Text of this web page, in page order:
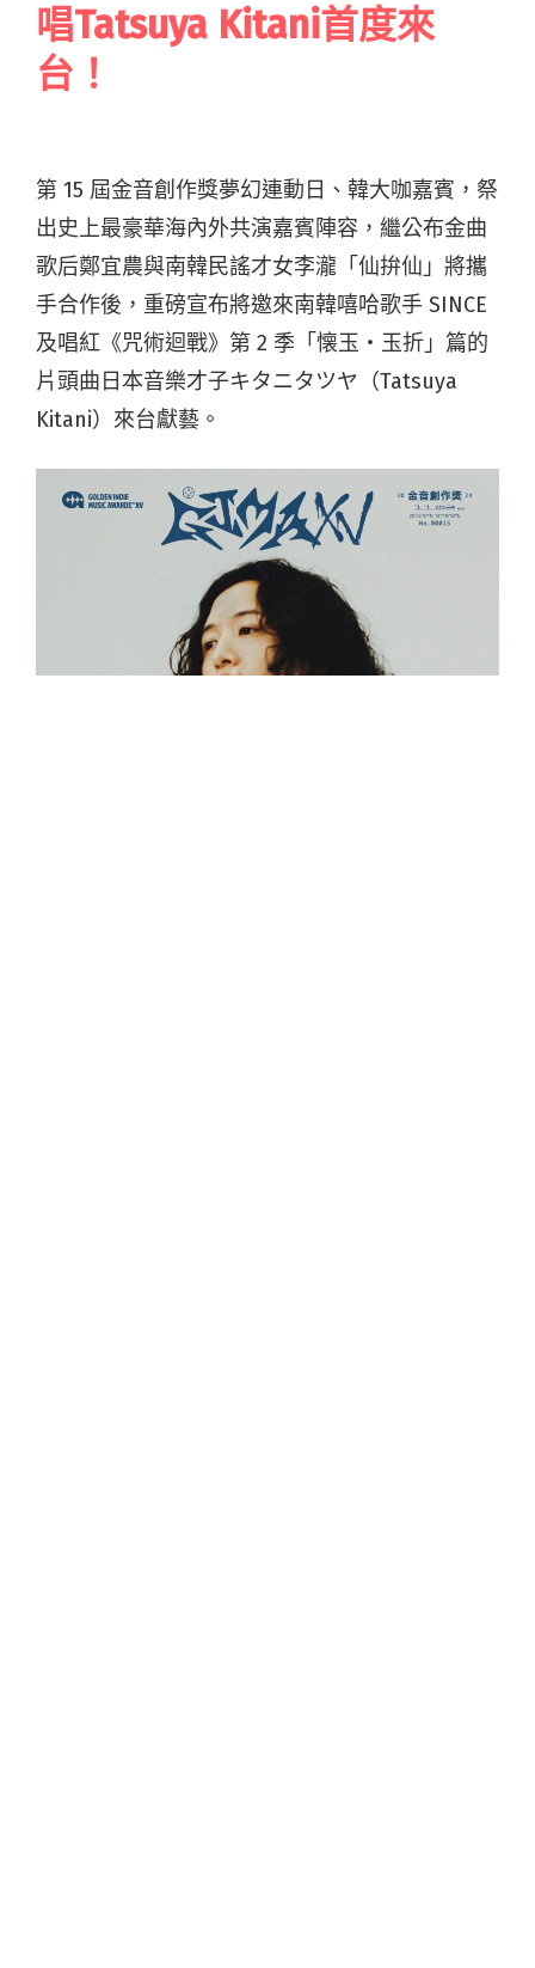
唱Tatsuya Kitani首度來
台！
第 15 屆金音創作獎夢幻連動日、韓大咖嘉賓，祭
出史上最豪華海內外共演嘉賓陣容，繼公布金曲
歌后鄭宜農與南韓民謠才女李瀧「仙拚仙」將攜
手合作後，重磅宣布將邀來南韓嘻哈歌手 SINCE
及唱紅《咒術迴戰》第 2 季「懐玉‧玉折」篇的
片頭曲日本音樂才子キタニタツヤ（Tatsuya
Kitani）來台獻藝。